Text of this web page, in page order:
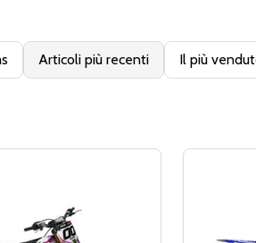
Articoli più recenti Il più